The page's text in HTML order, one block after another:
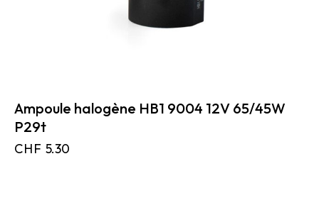
Ampoule halogène HB1 9004 12V 65/45W
P29t
CHF 5.30